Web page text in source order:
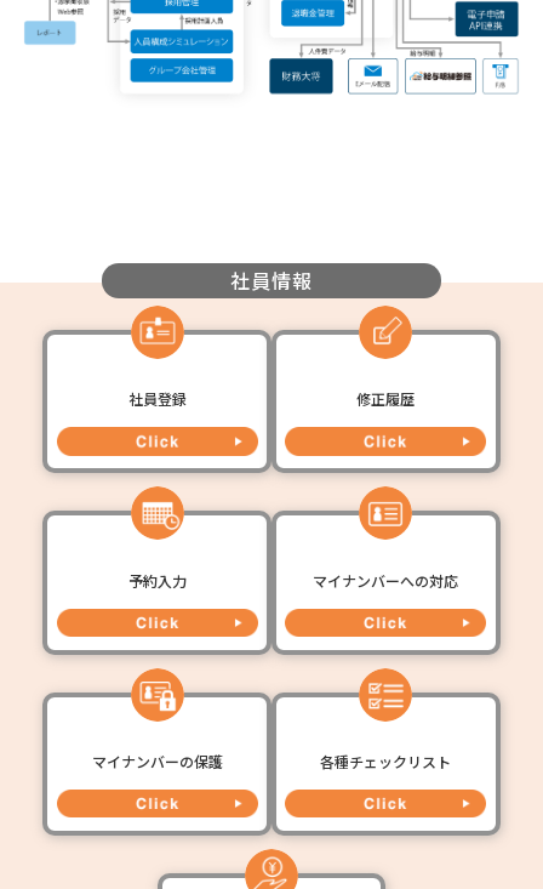
社員情報
社員登録 修正履歴
予約入力 マイナンバーへの対応
マイナンバーの保護 各種チェックリスト